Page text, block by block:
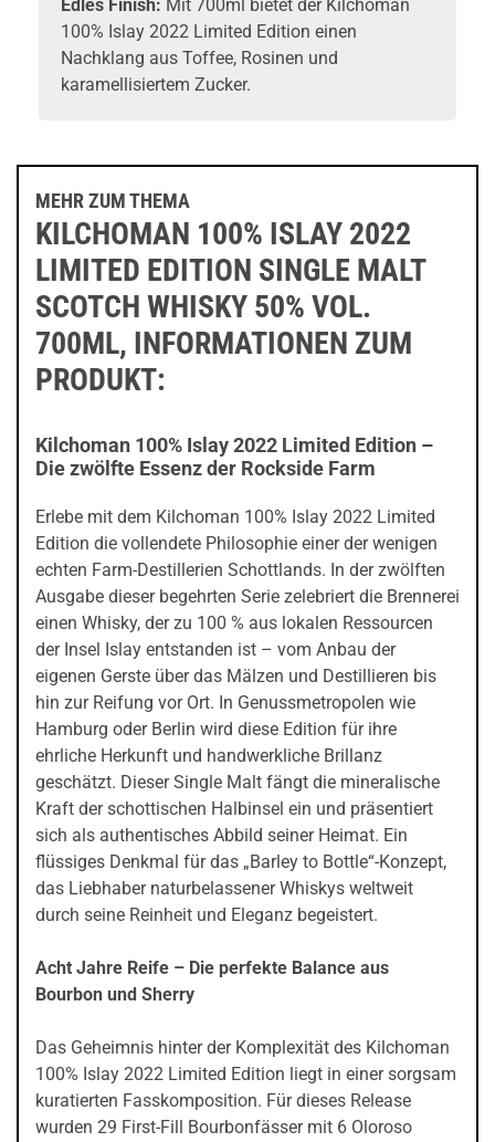
Edles Finish: Mit 700ml bietet der Kilchoman
100% Islay 2022 Limited Edition einen
Nachklang aus Toffee, Rosinen und
karamellisiertem Zucker.
MEHR ZUM THEMA
KILCHOMAN 100% ISLAY 2022
LIMITED EDITION SINGLE MALT
SCOTCH WHISKY 50% VOL.
700ML, INFORMATIONEN ZUM
PRODUKT:
Kilchoman 100% Islay 2022 Limited Edition –
Die zwölfte Essenz der Rockside Farm
Erlebe mit dem Kilchoman 100% Islay 2022 Limited
Edition die vollendete Philosophie einer der wenigen
echten Farm-Destillerien Schottlands. In der zwölften
Ausgabe dieser begehrten Serie zelebriert die Brennerei
einen Whisky, der zu 100 % aus lokalen Ressourcen
der Insel Islay entstanden ist – vom Anbau der
eigenen Gerste über das Mälzen und Destillieren bis
hin zur Reifung vor Ort. In Genussmetropolen wie
Hamburg oder Berlin wird diese Edition für ihre
ehrliche Herkunft und handwerkliche Brillanz
geschätzt. Dieser Single Malt fängt die mineralische
Kraft der schottischen Halbinsel ein und präsentiert
sich als authentisches Abbild seiner Heimat. Ein
flüssiges Denkmal für das „Barley to Bottle“-Konzept,
das Liebhaber naturbelassener Whiskys weltweit
durch seine Reinheit und Eleganz begeistert.
Acht Jahre Reife – Die perfekte Balance aus
Bourbon und Sherry
Das Geheimnis hinter der Komplexität des Kilchoman
100% Islay 2022 Limited Edition liegt in einer sorgsam
kuratierten Fasskomposition. Für dieses Release
wurden 29 First-Fill Bourbonfässer mit 6 Oloroso